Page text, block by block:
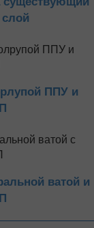
ППУ и
ватой и